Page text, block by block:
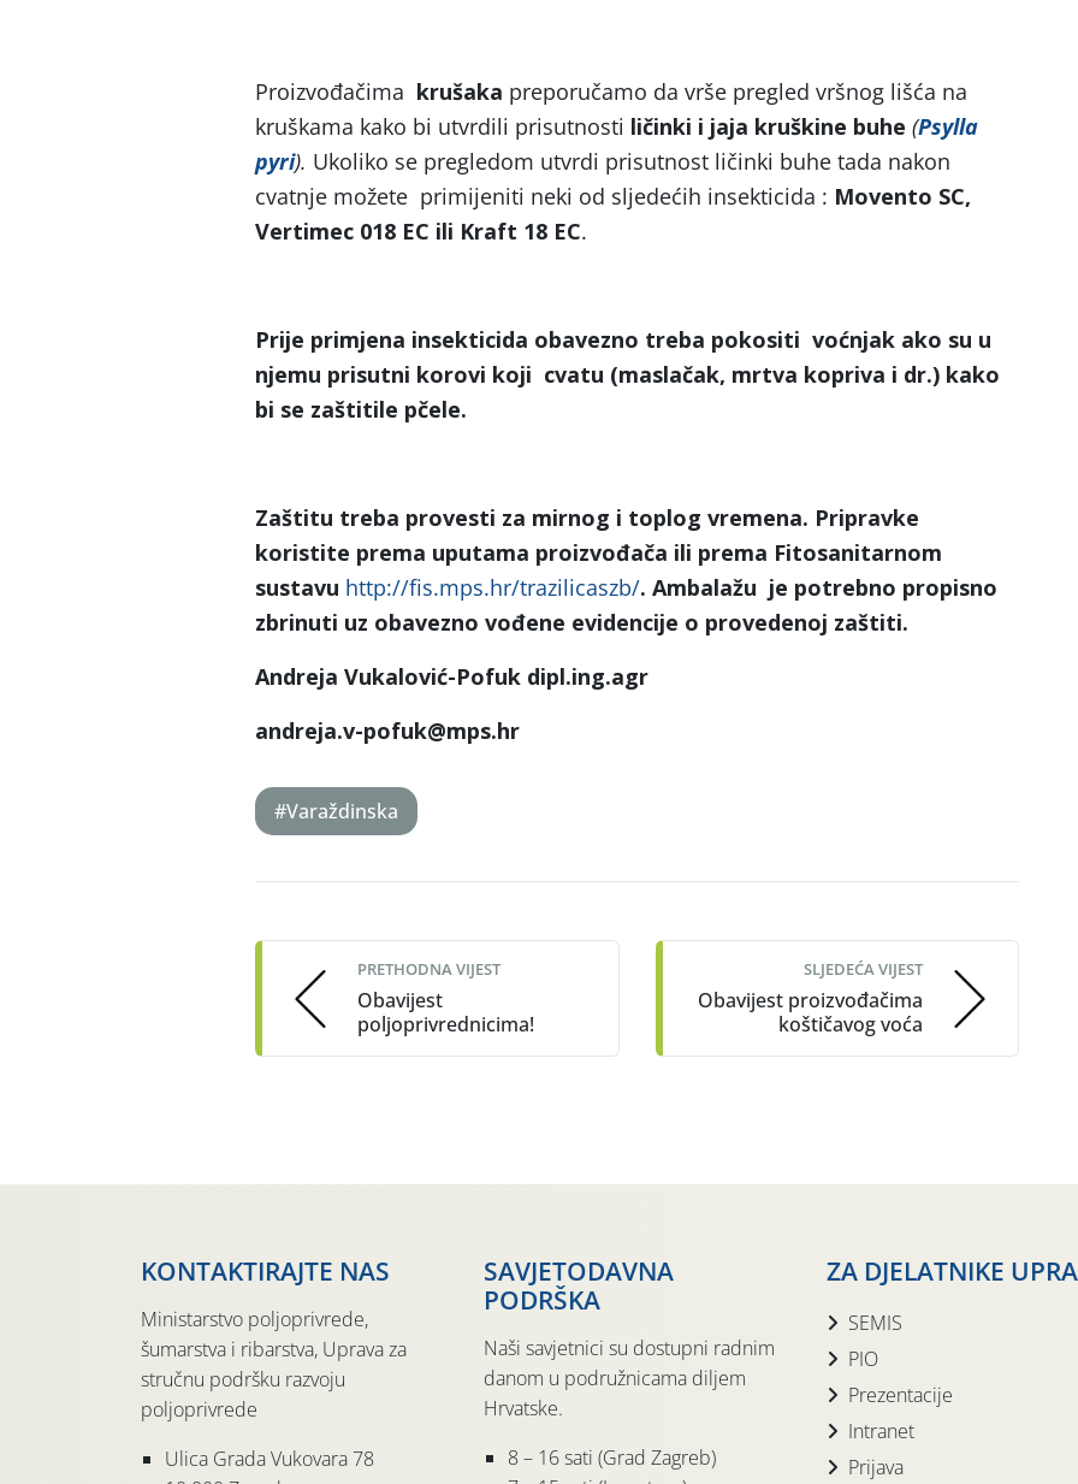
Proizvođačima krušaka preporučamo da vrše pregled vršnog lišća na
kruškama kako bi utvrdili prisutnosti ličinki i jaja kruškine buhe (Psylla
pyri). Ukoliko se pregledom utvrdi prisutnost ličinki buhe tada nakon
cvatnje možete primijeniti neki od sljedećih insekticida : Movento SC,
Vertimec 018 EC ili Kraft 18 EC.
Prije primjena insekticida obavezno treba pokositi voćnjak ako su u
njemu prisutni korovi koji cvatu (maslačak, mrtva kopriva i dr.) kako
bi se zaštitile pčele.
Zaštitu treba provesti za mirnog i toplog vremena. Pripravke
koristite prema uputama proizvođača ili prema Fitosanitarnom
sustavu http://fis.mps.hr/trazilicaszb/. Ambalažu je potrebno propisno
zbrinuti uz obavezno vođene evidencije o provedenoj zaštiti.
Andreja Vukalović-Pofuk dipl.ing.agr
andreja.v-pofuk@mps.hr
#Varaždinska
navigation
PRETHODNA VIJEST
Obavijest
poljoprivrednicima!
SLJEDEĆA VIJEST
Obavijest proizvođačima
koštičavog voća
KONTAKTIRAJTE NAS
Ministarstvo poljoprivrede,
šumarstva i ribarstva, Uprava za
stručnu podršku razvoju
poljoprivrede
Ulica Grada Vukovara 78
SAVJETODAVNA
PODRŠKA
Naši savjetnici su dostupni radnim
danom u podružnicama diljem
Hrvatske.
8 – 16 sati (Grad Zagreb)
ZA DJELATNIKE
SEMIS
PIO
Prezentacije
Intranet
Prijava